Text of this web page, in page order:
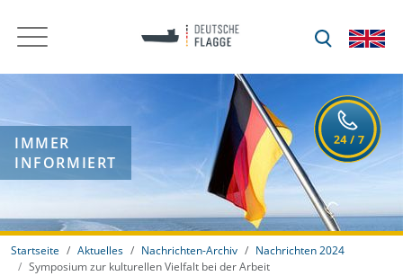
IMMER
INFORMIERT
Startseite Aktuelles Nachrichten-Archiv
Nachrichten 2024
Symposium zur kulturellen Vielfalt bei der Arbeit